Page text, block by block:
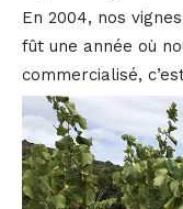
En 2004, nos
fût une année où
commercialisé,